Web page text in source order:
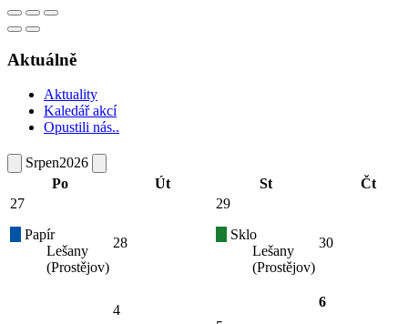
Aktuálně
Aktuality
Kaledář akcí
Opustili nás..
Srpen2026
Po
Út St
Čt
27
Papír
Lešany
(Prostějov)
28
29
Sklo
Lešany
(Prostějov)
30
4
6